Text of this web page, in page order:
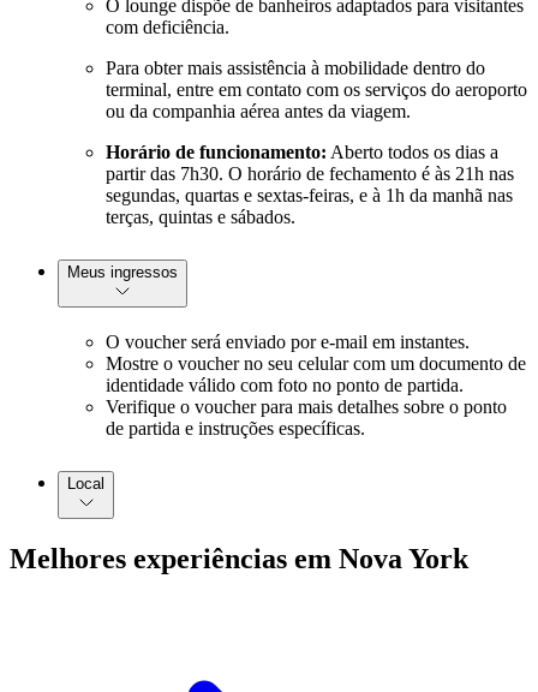
O lounge dispõe de banheiros adaptados para visitantes
com deficiência.
Para obter mais assistência à mobilidade dentro do
terminal, entre em contato com os serviços do aeroporto
ou da companhia aérea antes da viagem.
Horário de funcionamento: Aberto todos os dias a
partir das 7h30. O horário de fechamento é às 21h nas
segundas, quartas e sextas-feiras, e à 1h da manhã nas
terças, quintas e sábados.
Meus ingressos
O voucher será enviado por e-mail em instantes.
Mostre o voucher no seu celular com um documento de
identidade válido com foto no ponto de partida.
Verifique o voucher para mais detalhes sobre o ponto
de partida e instruções específicas.
Local
Melhores experiências em Nova York